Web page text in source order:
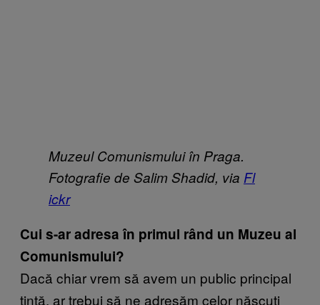
Muzeul Comunismului în Praga.
Fotografie de Salim Shadid, via Fl​
ickr
Cui s-ar adresa în primul rând un Muzeu al
Comunismului?
Dacă chiar vrem să avem un public principal
ţintă, ar trebui să ne adresăm celor născuţi